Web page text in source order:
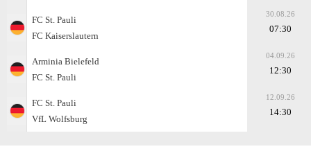
FC St. Pauli
FC Kaiserslautern
30.08.26
07:30
Arminia Bielefeld
FC St. Pauli
04.09.26
12:30
FC St. Pauli
VfL Wolfsburg
12.09.26
14:30